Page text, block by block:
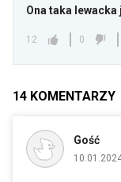
Ona taka
12 0
14 KOMENTARZY
Gość